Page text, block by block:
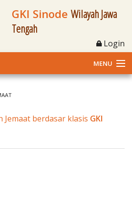
GKI Sinode Wilayah Jawa
Tengah
Login
MENU
berdasar klasis GKI